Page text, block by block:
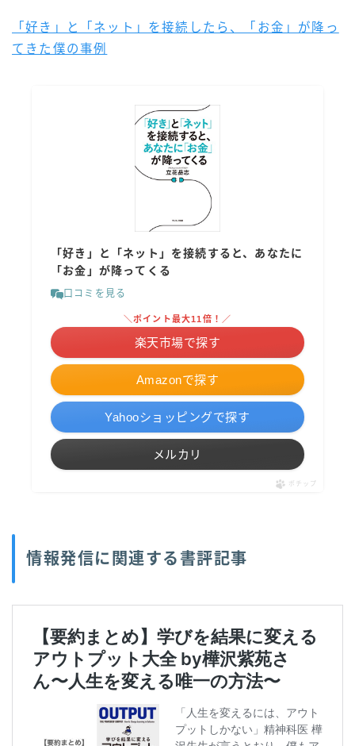
「好き」と「ネット」を接続したら、「お金」が降っ
てきた僕の事例
「好き」と「ネット」を接続すると、あなたに
「お金」が降ってくる
口コミを見る
Amazonで探す
＼ポイント最大11倍！／
楽天市場で探す
Yahooショッピングで探す
メルカリ
ポチップ
情報発信に関連する書評記事